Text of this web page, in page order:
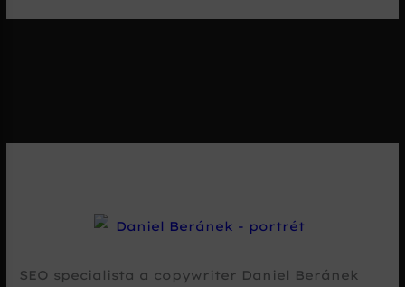
SEO specialista a copywriter Daniel Beránek